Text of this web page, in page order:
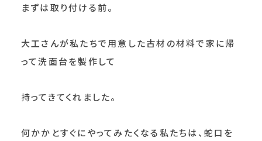
まずは取り付ける前。
大工さんが私たちで用意した古材の材料で家に帰
って洗面台を製作して
持ってきてくれました。
何かかとすぐにやってみたくなる私たちは、蛇口を